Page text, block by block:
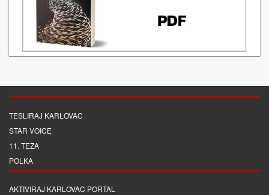
TESLIRAJ KARLOVAC
STAR VOICE
11. TEZA
POLKA
AKTIVIRAJ KARLOVAC PORTAL